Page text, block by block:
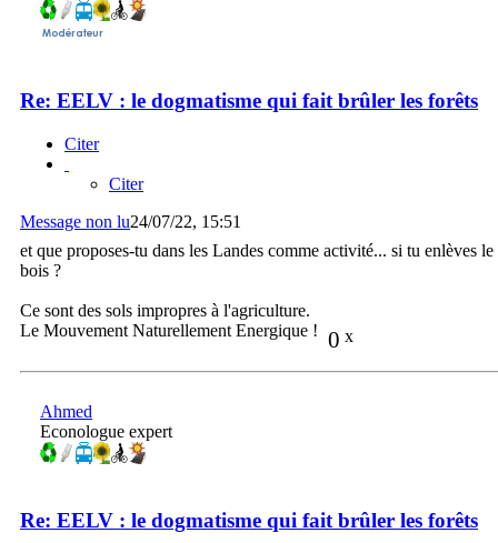
Re: EELV : le dogmatisme qui fait brûler les forêts
Citer
Citer
Message non lu24/07/22, 15:51
et que proposes-tu dans les Landes comme activité... si tu enlèves le
bois ?
Ce sont des sols impropres à l'agriculture.
0 x
Le Mouvement Naturellement Energique !
Ahmed
Econologue expert
Re: EELV : le dogmatisme qui fait brûler les forêts